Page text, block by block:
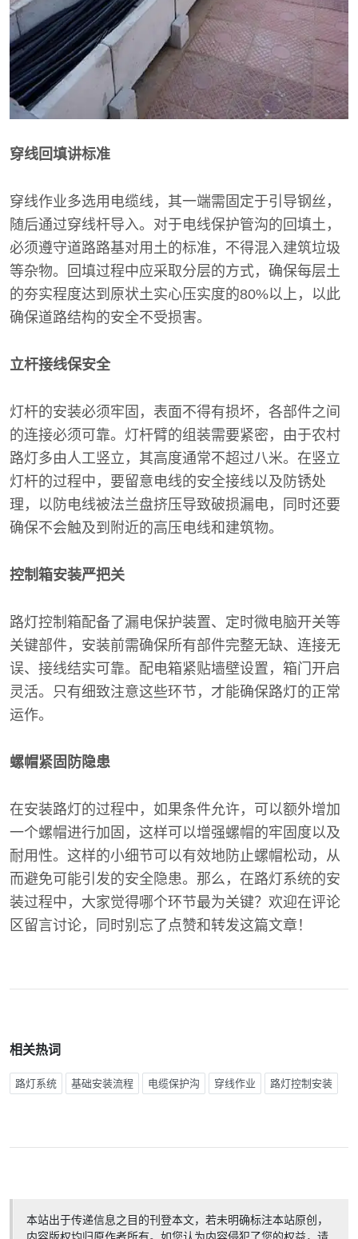
穿线回填讲标准
穿线作业多选用电缆线，其一端需固定于引导钢丝，
随后通过穿线杆导入。对于电线保护管沟的回填土，
必须遵守道路路基对用土的标准，不得混入建筑垃圾
等杂物。回填过程中应采取分层的方式，确保每层土
的夯实程度达到原状土实心压实度的80%以上，以此
确保道路结构的安全不受损害。
立杆接线保安全
灯杆的安装必须牢固，表面不得有损坏，各部件之间
的连接必须可靠。灯杆臂的组装需要紧密，由于农村
路灯多由人工竖立，其高度通常不超过八米。在竖立
灯杆的过程中，要留意电线的安全接线以及防锈处
理，以防电线被法兰盘挤压导致破损漏电，同时还要
确保不会触及到附近的高压电线和建筑物。
控制箱安装严把关
路灯控制箱配备了漏电保护装置、定时微电脑开关等
关键部件，安装前需确保所有部件完整无缺、连接无
误、接线结实可靠。配电箱紧贴墙壁设置，箱门开启
灵活。只有细致注意这些环节，才能确保路灯的正常
运作。
螺帽紧固防隐患
在安装路灯的过程中，如果条件允许，可以额外增加
一个螺帽进行加固，这样可以增强螺帽的牢固度以及
耐用性。这样的小细节可以有效地防止螺帽松动，从
而避免可能引发的安全隐患。那么，在路灯系统的安
装过程中，大家觉得哪个环节最为关键？欢迎在评论
区留言讨论，同时别忘了点赞和转发这篇文章！
相关热词
路灯系统 基础安装流程 电缆保护沟 穿线作业 路灯控制安装
本站出于传递信息之目的刊登本文，若未明确标注本站原创，